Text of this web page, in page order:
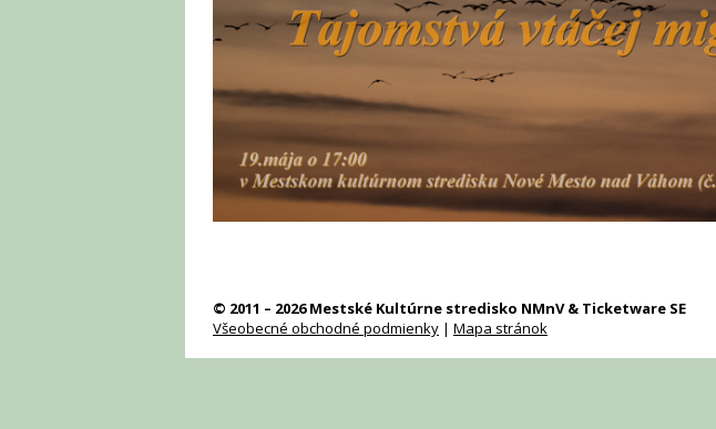
© 2011 – 2026 Mestské Kultúrne stredisko NMnV & Ticketware SE
Všeobecné obchodné podmienky | Mapa stránok